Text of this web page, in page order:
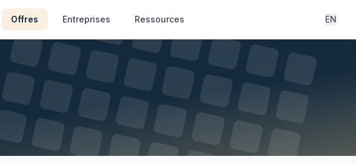
Offres Entreprises Ressources EN